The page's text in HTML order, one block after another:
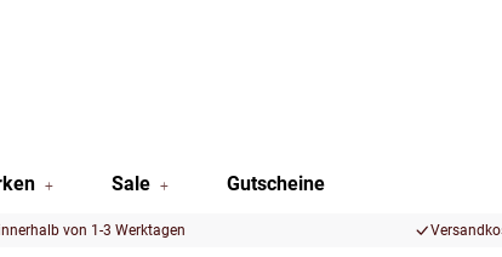
Sale Gutscheine
von 1-3 Werktagen